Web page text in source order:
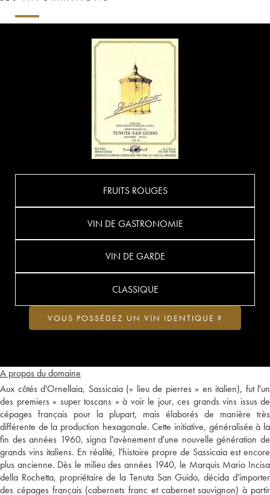
A propos du domaine
Aux côtés d'Ornellaia, Sassicaia (« lieu de pierres » en italien), fut l'un
des premiers « super toscans » à voir le jour, ces grands vins issus de
cépages français pour la plupart, mais élaborés de manière très
différente de la production hexagonale. Cette initiative, généralisée à la
fin des années 1960, signa l'avènement d'une nouvelle génération de
grands vins italiens. En réalité, l'histoire propre de Sassicaia est encore
plus ancienne. Dès le milieu des années 1940, le Marquis Mario Incisa
della Rochetta, propriétaire de la Tenuta San Guido, décida d'importer
des cépages français (cabernets franc et cabernet sauvignon) à partir
FRUITS ROUGES
VIN DE GASTRONOMIE
VIN DE GARDE
CLASSIQUE
VOUS POSSÉDEZ UN VIN IDENTIQUE ?